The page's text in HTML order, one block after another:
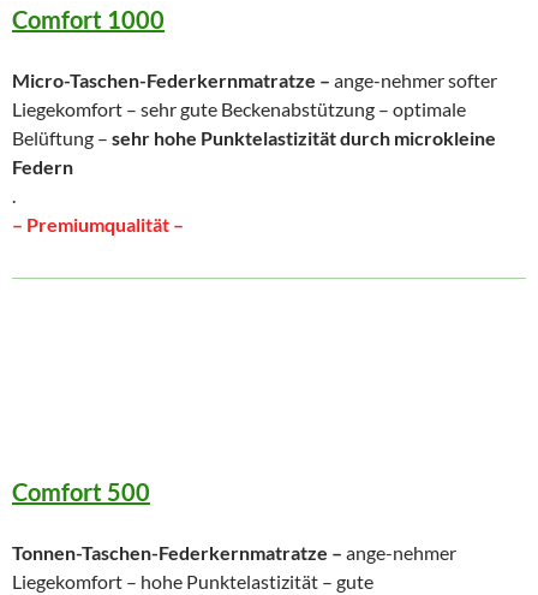
Comfort 1000
Micro-Taschen-Federkernmatratze – ange-nehmer softer
Liegekomfort – sehr gute Beckenabstützung – optimale
Belüftung – sehr hohe Punktelastizität durch microkleine
Federn
.
– Premiumqualität –
Comfort 500
Tonnen-Taschen-Federkernmatratze – ange-nehmer
Liegekomfort – hohe Punktelastizität – gute